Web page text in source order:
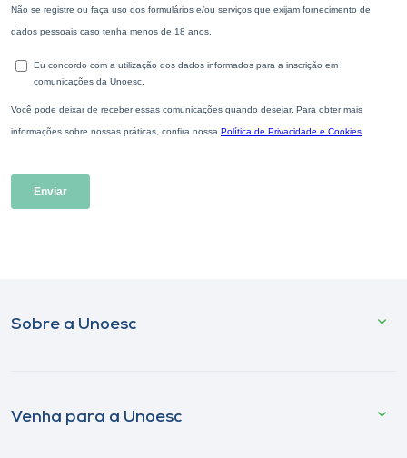
Sobre a Unoesc
Venha para a Unoesc